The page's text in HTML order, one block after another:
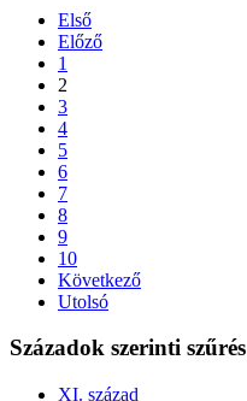
Első
Előző
1
2
3
4
5
6
7
8
9
10
Következő
Utolsó
Századok szerinti szűrés
XI. század